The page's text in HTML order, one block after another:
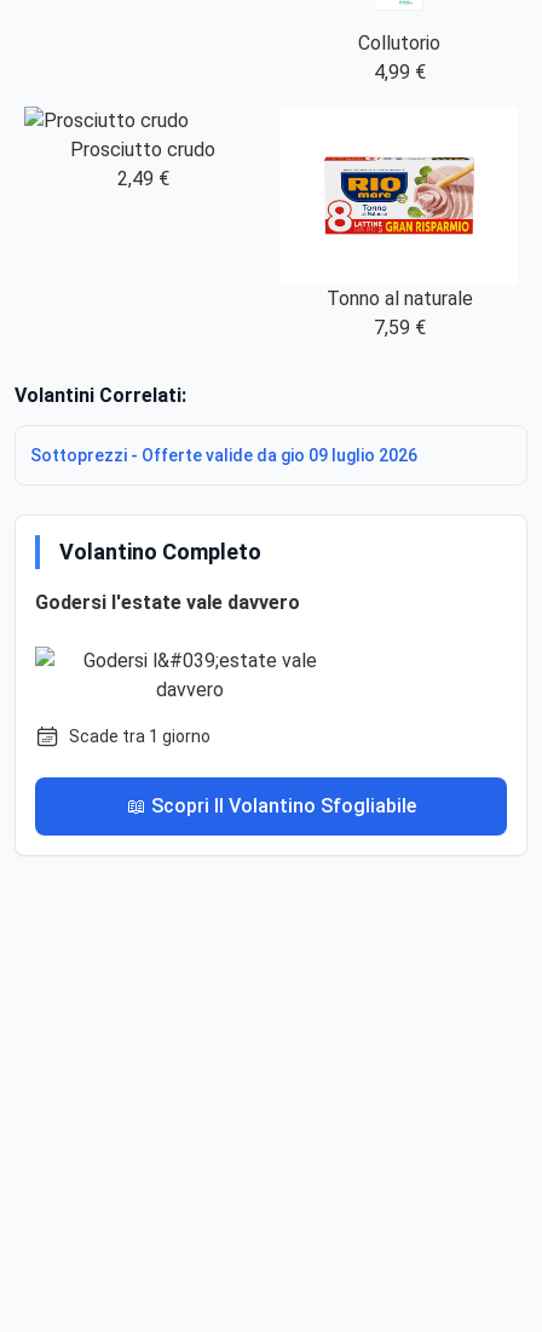
Collutorio
4,99 €
Prosciutto crudo
2,49 €
Tonno al naturale
7,59 €
Volantini Correlati:
Sottoprezzi - Offerte valide da gio 09 luglio 2026
Volantino Completo
Godersi l'estate vale davvero
Scade tra 1 giorno
📖 Scopri Il Volantino Sfogliabile